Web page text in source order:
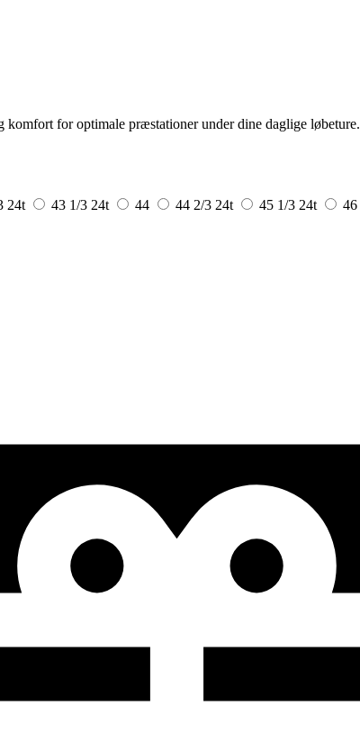
for optimale præstationer under dine daglige løbeture.
24t 43 1/3 24t 44 44 2/3 24t 45 1/3 24t 46